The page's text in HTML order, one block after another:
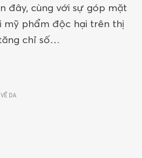
đây, cùng với sự góp mặt
mỹ phẩm độc hại trên thị
chỉ số…
DA